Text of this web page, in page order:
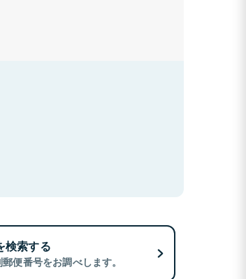
検索する
便番号をお調べします。